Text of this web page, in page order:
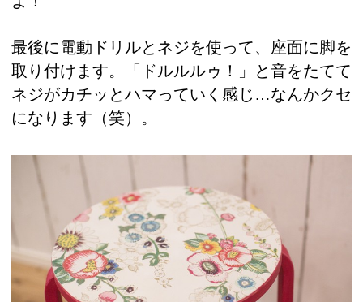
最後に電動ドリルとネジを使って、座面に脚を
取り付けます。「ドルルルゥ！」と音をたてて
ネジがカチッとハマっていく感じ…なんかクセ
になります（笑）。